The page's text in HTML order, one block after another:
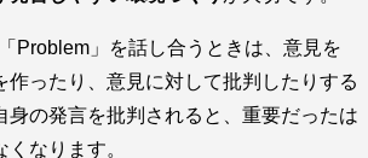
Problem」を話し合うときは、意見を
作ったり、意見に対して批判したりする
身の発言を批判されると、重要だったは
なります。